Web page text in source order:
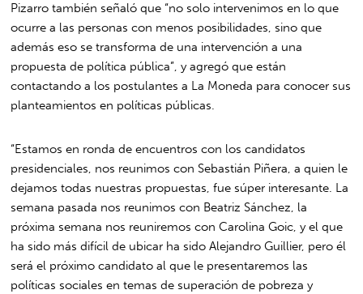
Pizarro también señaló que “no solo intervenimos en lo que
ocurre a las personas con menos posibilidades, sino que
además eso se transforma de una intervención a una
propuesta de política pública”, y agregó que están
contactando a los postulantes a La Moneda para conocer sus
planteamientos en políticas públicas.
“Estamos en ronda de encuentros con los candidatos
presidenciales, nos reunimos con Sebastián Piñera, a quien le
dejamos todas nuestras propuestas, fue súper interesante. La
semana pasada nos reunimos con Beatriz Sánchez, la
próxima semana nos reuniremos con Carolina Goic, y el que
ha sido más difícil de ubicar ha sido Alejandro Guillier, pero él
será el próximo candidato al que le presentaremos las
políticas sociales en temas de superación de pobreza y